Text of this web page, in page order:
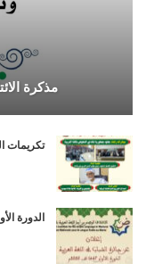
مذكرة
تكريمات
الدورة